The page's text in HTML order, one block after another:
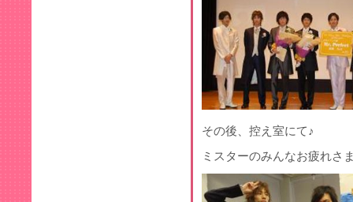
その後、控え室にて♪
ミスターのみんなお疲れさ